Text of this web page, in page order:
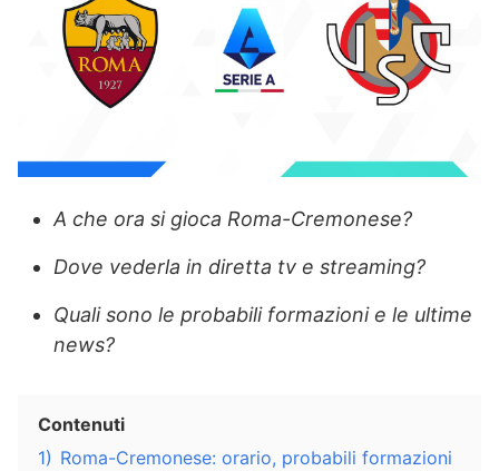
A che ora si gioca Roma-Cremonese?
Dove vederla in diretta tv e streaming?
Quali sono le probabili formazioni e le ultime
news?
Contenuti
1) Roma-Cremonese: orario, probabili formazioni